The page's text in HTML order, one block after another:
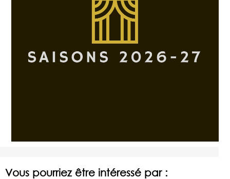
Vous pourriez être intéressé par :